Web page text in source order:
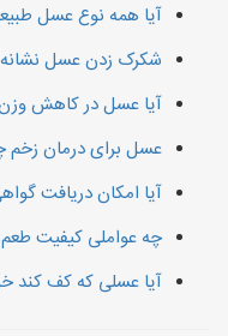
آیا همه نوع عسل
شکرک زدن عسل
آیا عسل در کاهش
عسل برای درمان زخم
آیا امکان دریافت
چه عواملی کیفیت
آیا عسلی که کف کند